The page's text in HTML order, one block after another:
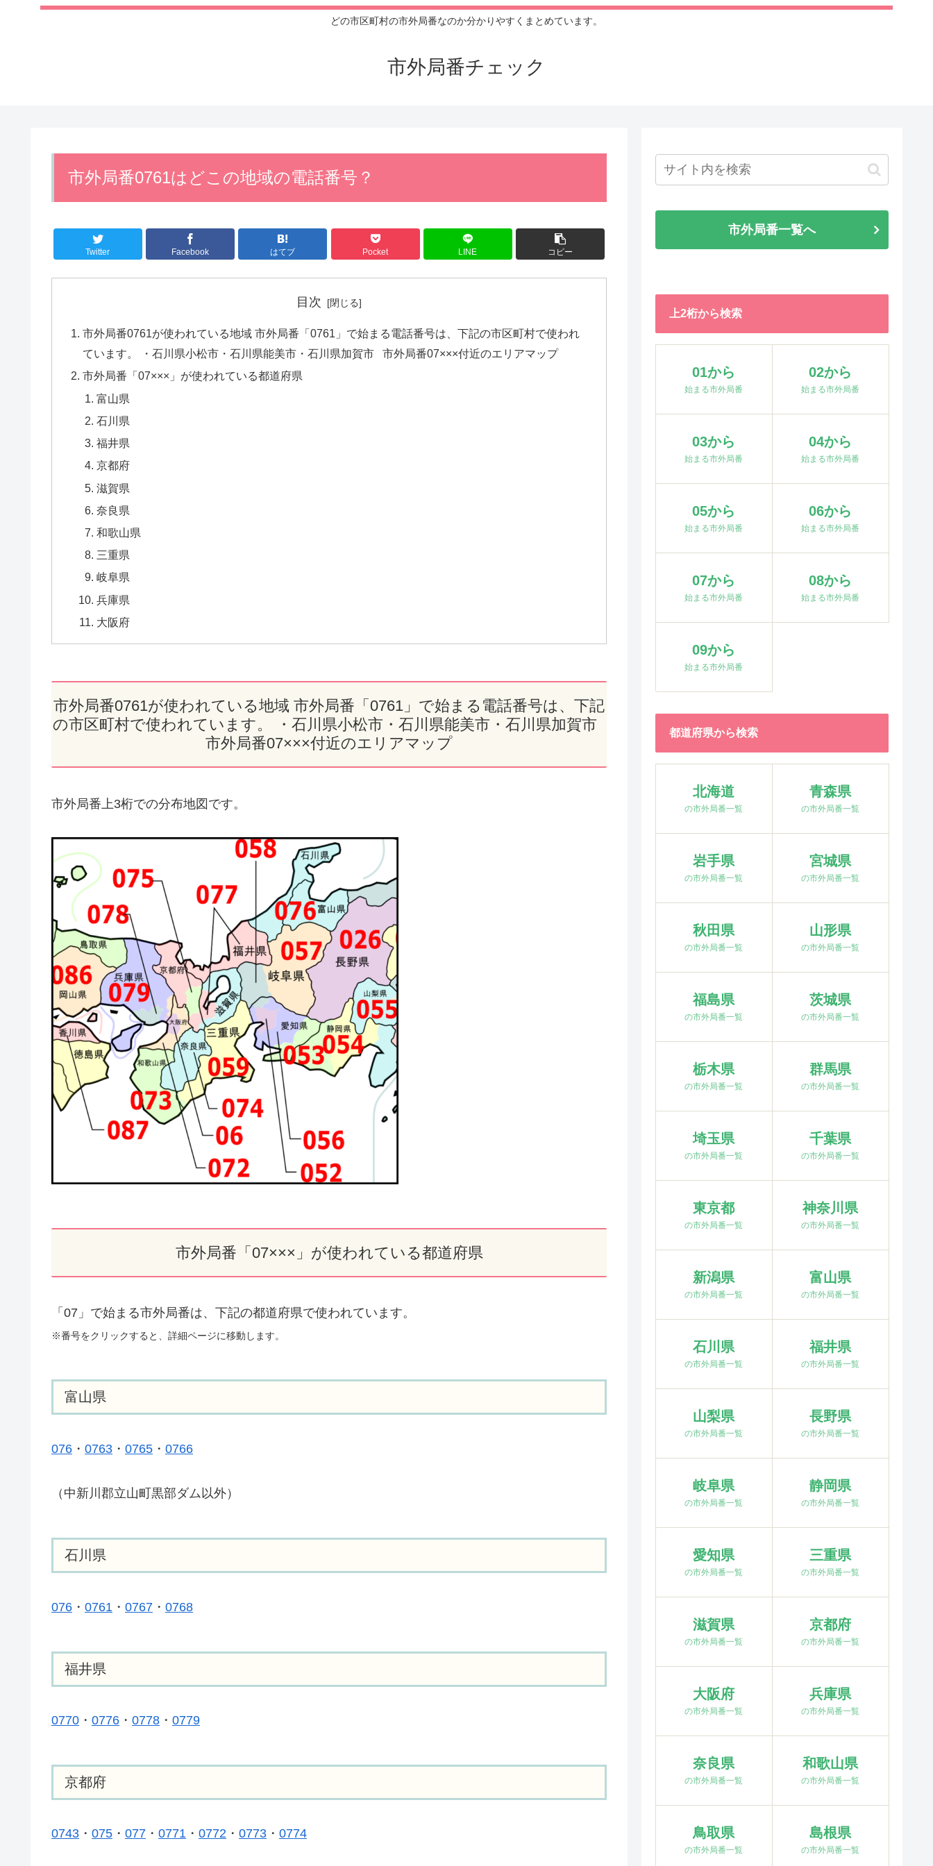
どの市区町村の市外局番なのか分かりやすくまとめています。
市外局番チェック
市外局番0761はどこの地域の電話番号？
Twitter Facebook はてブ Pocket LINE コピー
目次
市外局番0761が使われている地域 市外局番「0761」で始まる電話番号は、下記の市区町村で使われ
ています。 ・石川県小松市・石川県能美市・石川県加賀市 市外局番07×××付近のエリアマップ
市外局番「07×××」が使われている都道府県
富山県
石川県
福井県
京都府
滋賀県
奈良県
和歌山県
三重県
岐阜県
兵庫県
大阪府
市外局番0761が使われている地域 市外局番「0761」で始まる電話番号は、下記
の市区町村で使われています。 ・石川県小松市・石川県能美市・石川県加賀市
市外局番07×××付近のエリアマップ
市外局番上3桁での分布地図です。
市外局番「07×××」が使われている都道府県
「07」で始まる市外局番は、下記の都道府県で使われています。
※番号をクリックすると、詳細ページに移動します。
富山県
076 ・ 0763 ・ 0765 ・ 0766
（中新川郡立山町黒部ダム以外）
石川県
076 ・ 0761 ・ 0767 ・ 0768
福井県
0770 ・ 0776 ・ 0778 ・ 0779
京都府
0743 ・ 075 ・ 077 ・ 0771 ・ 0772 ・ 0773 ・ 0774
市外局番一覧へ
上2桁から検索
01から
始まる市外局番
02から
始まる市外局番
03から
始まる市外局番
04から
始まる市外局番
05から
始まる市外局番
06から
始まる市外局番
07から
始まる市外局番
08から
始まる市外局番
09から
始まる市外局番
都道府県から検索
北海道
の市外局番一覧
青森県
の市外局番一覧
岩手県
の市外局番一覧
宮城県
の市外局番一覧
秋田県
の市外局番一覧
山形県
の市外局番一覧
福島県
の市外局番一覧
茨城県
の市外局番一覧
栃木県
の市外局番一覧
群馬県
の市外局番一覧
埼玉県
の市外局番一覧
千葉県
の市外局番一覧
東京都
の市外局番一覧
神奈川県
の市外局番一覧
新潟県
の市外局番一覧
富山県
の市外局番一覧
石川県
の市外局番一覧
福井県
の市外局番一覧
山梨県
の市外局番一覧
長野県
の市外局番一覧
岐阜県
の市外局番一覧
静岡県
の市外局番一覧
愛知県
の市外局番一覧
三重県
の市外局番一覧
滋賀県
の市外局番一覧
京都府
の市外局番一覧
大阪府
の市外局番一覧
兵庫県
の市外局番一覧
奈良県
の市外局番一覧
和歌山県
の市外局番一覧
鳥取県
の市外局番一覧
島根県
の市外局番一覧